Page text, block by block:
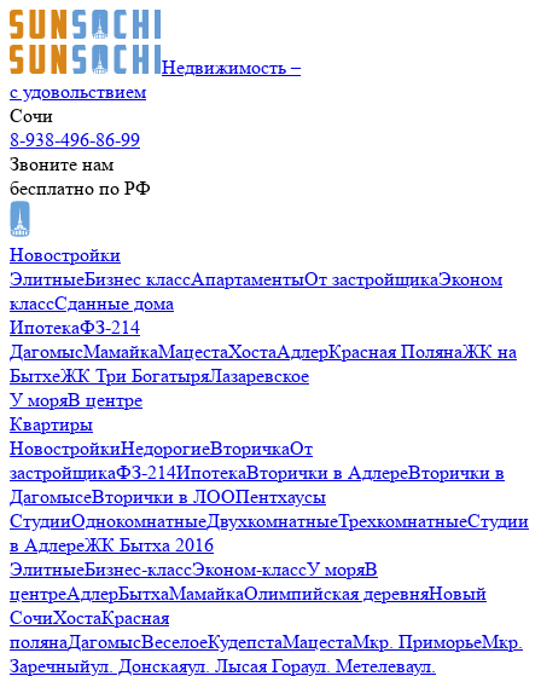
Недвижимость –
с удовольствием
Сочи
8-938-496-86-99
Звоните нам
бесплатно по РФ
Новостройки
ЭлитныеБизнес классАпартаментыОт застройщикаЭконом
классСданные дома
ИпотекаФЗ-214
ДагомысМамайкаМацестаХостаАдлерКрасная ПолянаЖК на
БытхеЖК Три БогатыряЛазаревское
У моряВ центре
Квартиры
НовостройкиНедорогиеВторичкаОт
застройщикаФЗ-214ИпотекаВторички в АдлереВторички в
ДагомысеВторички в ЛООПентхаусы
СтудииОднокомнатныеДвухкомнатныеТрехкомнатныеСтудии
в АдлереЖК Бытха 2016
ЭлитныеБизнес-классЭконом-классУ моряВ
центреАдлерБытхаМамайкаОлимпийская деревняНовый
СочиХостаКрасная
полянаДагомысВеселоеКудепстаМацестаМкр. ПриморьеМкр.
Заречныйул. Донскаяул. Лысая Гораул. Метелеваул.